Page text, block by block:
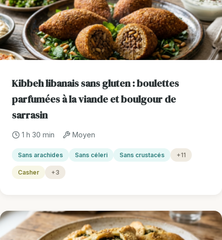
Kibbeh libanais sans gluten : boulettes
parfumées à la viande et boulgour de
sarrasin
1 h 30 min Moyen
Sans arachides Sans céleri Sans crustacés +11
Casher +3